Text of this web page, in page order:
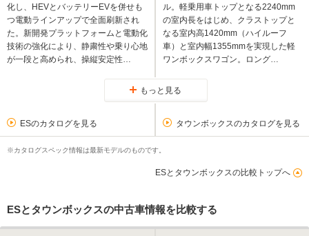
化し、HEVとバッテリーEVを併せも
つ電動ラインアップで全面刷新され
た。新開発プラットフォームと電動化
技術の強化により、静粛性や乗り心地
が一段と高められ、操縦安定性…
ル。軽乗用車トップとなる2240mm
の室内長をはじめ、クラストップと
なる室内高1420mm（ハイルーフ
車）と室内幅1355mmを実現した軽
ワンボックスワゴン。ロング…
もっと見る
ESのカタログを見る タウンボックスのカタログを見る
※カタログスペック情報は最新モデルのものです。
ESとタウンボックスの比較トップへ
ESとタウンボックスの中古車情報を比較する